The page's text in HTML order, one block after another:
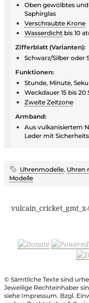
Oben gewölbtes
Saphirglas
Verschraubte Krone
Wasserdicht bis 10
Zifferblatt (Varianten):
Schwarz/Silber oder
Funktionen:
Stunde, Minute,
Weckdauer 15 bis 20
Zweite Zeitzone
Armband:
Aus vulkanisiertem
Leder mit
Uhrenmodelle, Uhren
Modelle
© Sämtliche Texte sind
Jeweilige Rechteinhaber
siehe Impressum. Bzgl.